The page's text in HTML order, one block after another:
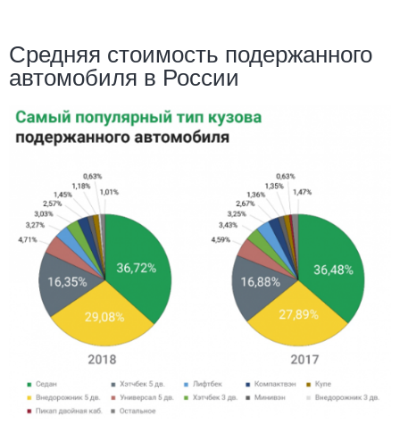
Средняя стоимость подержанного
автомобиля в России